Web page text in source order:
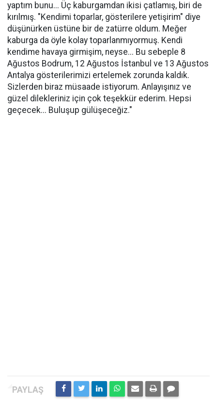
yaptım bunu... Üç kaburgamdan ikisi çatlamış, biri de
kırılmış. "Kendimi toparlar, gösterilere yetişirim" diye
düşünürken üstüne bir de zatürre oldum. Meğer
kaburga da öyle kolay toparlanmıyormuş. Kendi
kendime havaya girmişim, neyse... Bu sebeple 8
Ağustos Bodrum, 12 Ağustos İstanbul ve 13 Ağustos
Antalya gösterilerimizi ertelemek zorunda kaldık.
Sizlerden biraz müsaade istiyorum. Anlayışınız ve
güzel dilekleriniz için çok teşekkür ederim. Hepsi
geçecek... Buluşup gülüşeceğiz."